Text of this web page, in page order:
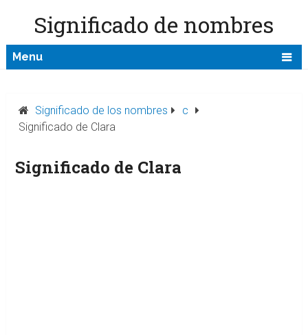
Significado de nombres
Menu
Significado de los nombres
c
Significado de Clara
Significado de Clara